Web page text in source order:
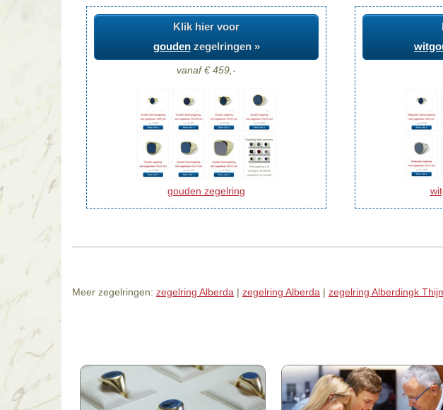
Klik hier voor
goudenzegelringen »
vanaf € 459,-
gouden zegelring
Meer zegelringen: zegelring Alberda | zegelring Alberda | zegelring Alberdingk